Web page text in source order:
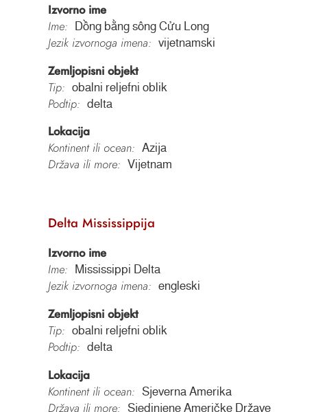
Izvorno ime
Ime:
Dồng bằng sông Cửu Long
Jezik izvornoga imena: vijetnamski
Zemljopisni objekt
Tip:
obalni reljefni oblik
Podtip: delta
Lokacija
Kontinent ili ocean:
Azija
Država ili more: Vijetnam
Delta Mississippija
Izvorno ime
Ime:
Mississippi Delta
Jezik izvornoga imena: engleski
Zemljopisni objekt
Tip:
obalni reljefni oblik
Podtip: delta
Lokacija
Kontinent ili ocean:
Sjeverna Amerika
Država ili more: Sjedinjene Američke Države